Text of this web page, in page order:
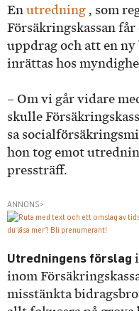
En utredning , som
Försäkringskassan
uppdrag och att en
inrättas hos
– Om vi går vidare
skulle
sa
hon tog emot
pressträff.
ANNONS>
Utredningens förslag
inom
misstänkta